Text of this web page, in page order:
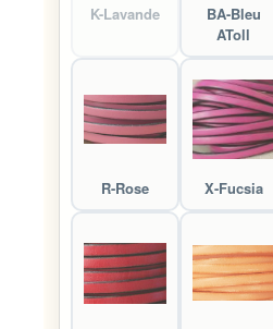
K-Lavande
BA-Bleu
AToll
R-Rose X-Fucsia